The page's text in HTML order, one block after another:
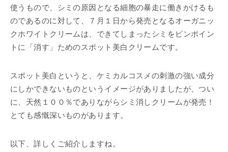
使うもので、シミの原因となる細胞の暴走に働きかけるも
のであるのに対して、７月１日から発売となるオーガニッ
クホワイトクリームは、できてしまったシミをピンポイン
トに「消す」ためのスポット美白クリームです。
スポット美白というと、ケミカルコスメの刺激の強い成分
にしかできないものというイメージがありましたが、つい
に、天然１００％でありながらシミ消しクリームが発売！
とても感慨深いものがあります。
以下、詳しくご紹介しますね。